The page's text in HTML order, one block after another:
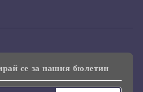
се за нашия бюлетин